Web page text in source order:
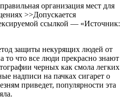
организация мест для
>>Допускается
ссылкой — «Источник:
защиты некурящих людей от
то что все люди прекрасно знают
черных как смола легких
надписи на пачках сигарет о
приведет, популярности эта